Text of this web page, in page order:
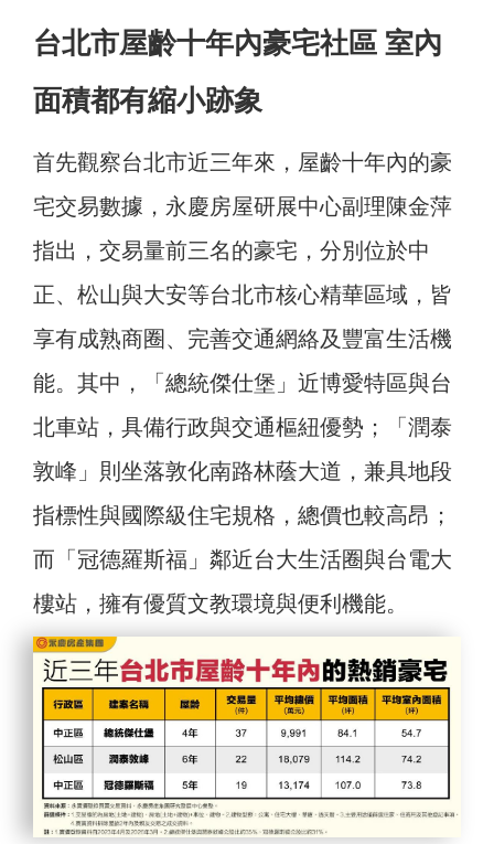
台北市屋齡十年內豪宅社區 室內
面積都有縮小跡象
首先觀察台北市近三年來，屋齡十年內的豪
宅交易數據，永慶房屋研展中心副理陳金萍
指出，交易量前三名的豪宅，分別位於中
正、松山與大安等台北市核心精華區域，皆
享有成熟商圈、完善交通網絡及豐富生活機
能。其中，「總統傑仕堡」近博愛特區與台
北車站，具備行政與交通樞紐優勢；「潤泰
敦峰」則坐落敦化南路林蔭大道，兼具地段
指標性與國際級住宅規格，總價也較高昂；
而「冠德羅斯福」鄰近台大生活圈與台電大
樓站，擁有優質文教環境與便利機能。